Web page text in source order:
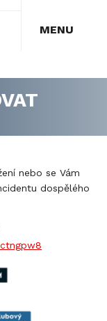
MENU
nebo se Vám
dospělého